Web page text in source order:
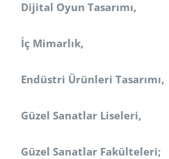
Dijital Oyun Tasarımı,
İç Mimarlık,
Endüstri Ürünleri Tasarımı,
Güzel Sanatlar Liseleri,
Güzel Sanatlar Fakülteleri;